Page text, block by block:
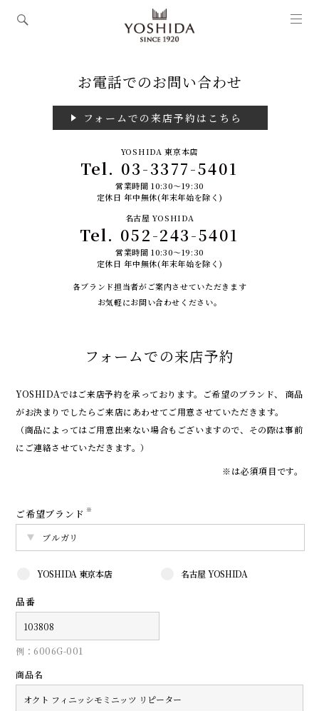
お電話でのお問い合わせ
フォームでの来店予約はこちら
YOSHIDA 東京本店
Tel. 03-3377-5401
営業時間 10:30～19:30
定休日 年中無休(年末年始を除く)
名古屋 YOSHIDA
Tel. 052-243-5401
営業時間 10:30～19:30
定休日 年中無休(年末年始を除く)
各ブランド担当者がご案内させていただきます
お気軽にお問い合わせください。
フォームでの来店予約
YOSHIDAではご来店予約を承っております。
ご希望のブランド、 商品
がお決まりでしたらご来店にあわせてご用意させていただきます。
（商品によってはご用意出来ない場合もございますので、その際は事前
にご連絡させていただきます。）
※は必須項目です。
ご希望ブランド ※
YOSHIDA 東京本店 名古屋 YOSHIDA
品番
例：6006G-001
商品名